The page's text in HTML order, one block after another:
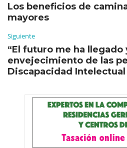
Los beneficios de
mayores
Siguiente
“El futuro me ha llegado
envejecimiento de las
Discapacidad Intelectual